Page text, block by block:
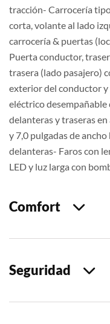
tracción- Carrocería
corta, volante al lado
carrocería & puertas
Puerta conductor,
trasera (lado pasajero)
exterior del conductor
eléctrico
delanteras y traseras
y 7,0 pulgadas de
delanteras- Faros con
LED y luz larga con
Comfort
Seguridad